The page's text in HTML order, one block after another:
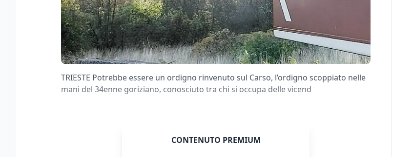
TRIESTE Potrebbe essere un ordigno rinvenuto sul Carso, l’ordigno scoppiato nelle
mani del 34enne goriziano, conosciuto tra chi si occupa delle vicend
CONTENUTO PREMIUM